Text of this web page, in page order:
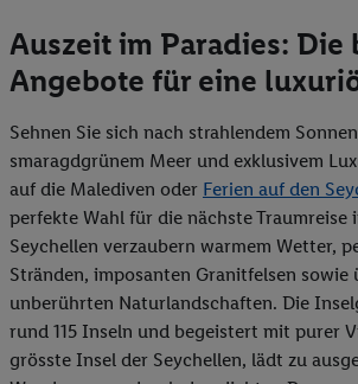
Auszeit im Paradies: Die
Angebote für eine
Sehnen Sie sich nach strahlendem
smaragdgrünem Meer und exklusivem
auf die Malediven oder Ferien auf den
perfekte Wahl für die nächste Traumreise
Seychellen verzaubern warmem Wetter,
Stränden, imposanten Granitfelsen sowie
unberührten Naturlandschaften. Die
rund 115 Inseln und begeistert mit purer
grösste Insel der Seychellen, lädt zu